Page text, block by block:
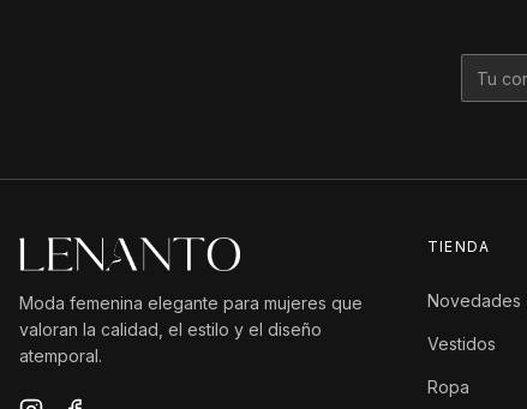
Moda femenina elegante para mujeres que
valoran la calidad, el estilo y el diseño
atemporal.
TIENDA
Novedades
Vestidos
Ropa